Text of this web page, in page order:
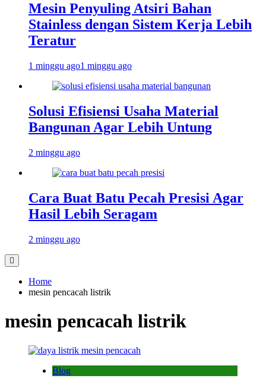
Mesin Penyuling Atsiri Bahan
Stainless dengan Sistem Kerja Lebih
Teratur
1 minggu ago1 minggu ago
Solusi Efisiensi Usaha Material
Bangunan Agar Lebih Untung
2 minggu ago
Cara Buat Batu Pecah Presisi Agar
Hasil Lebih Seragam
2 minggu ago
Home
mesin pencacah listrik
mesin pencacah listrik
Blog